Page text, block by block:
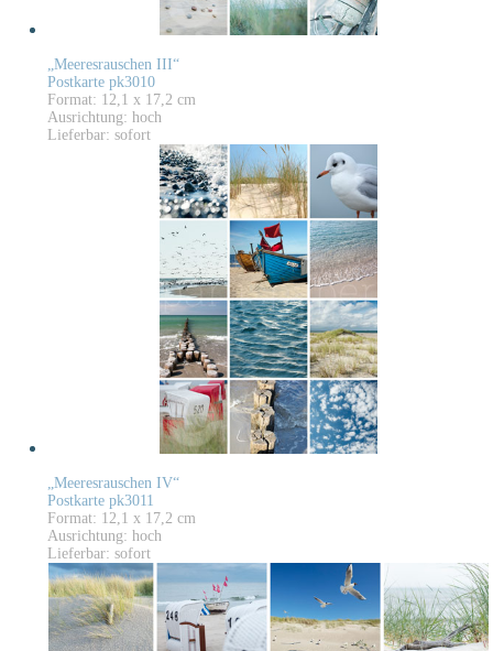
„Meeresrauschen III“
Postkarte pk3010
Format: 12,1 x 17,2 cm
Ausrichtung: hoch
Lieferbar: sofort
„Meeresrauschen IV“
Postkarte pk3011
Format: 12,1 x 17,2 cm
Ausrichtung: hoch
Lieferbar: sofort